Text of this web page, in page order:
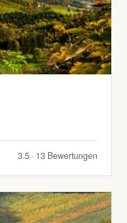
3.5 · 13 Bewertungen